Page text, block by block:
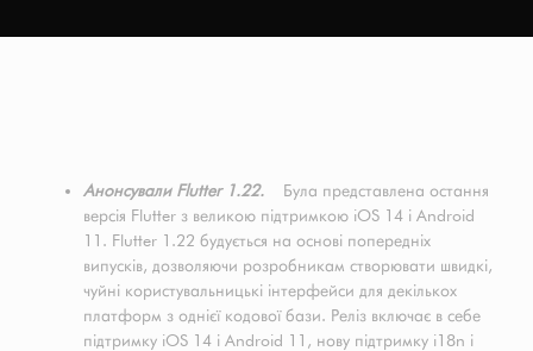
Анонсували Flutter 1.22. Була представлена остання
версія Flutter з великою підтримкою iOS 14 і Android
11. Flutter 1.22 будується на основі попередніх
випусків, дозволяючи розробникам створювати швидкі,
чуйні користувальницькі інтерфейси для декількох
платформ з однієї кодової бази. Реліз включає в себе
підтримку iOS 14 і Android 11, нову підтримку i18n і